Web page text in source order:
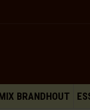
BRANDHOUT